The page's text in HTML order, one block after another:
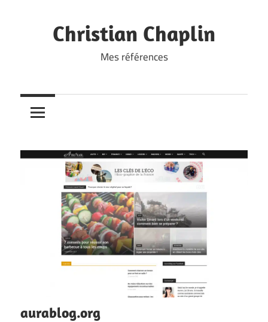
Christian Chaplin
Mes références
aurablog.org